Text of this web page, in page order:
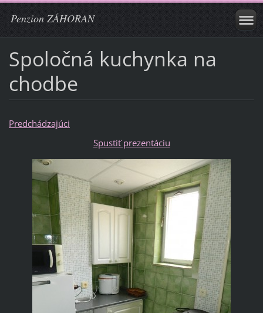
Penzion ZÁHORAN
Spoločná kuchynka na
chodbe
Predchádzajúci
Spustiť prezentáciu